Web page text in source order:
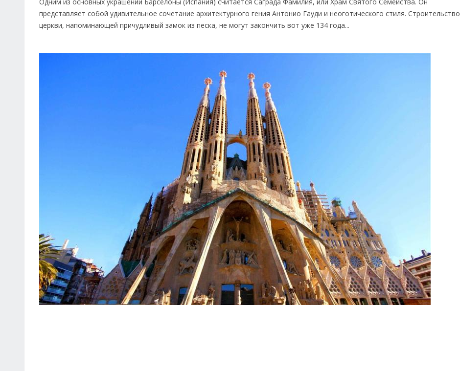
представляет собой удивительное сочетание архитектурного гения Антонио Гауди и неоготического стиля. Строительство
церкви, напоминающей причудливый замок из песка, не могут закончить вот уже 134 года...